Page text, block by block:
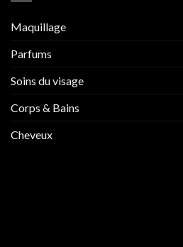
Maquillage
Parfums
Soins du visage
Corps & Bains
Cheveux